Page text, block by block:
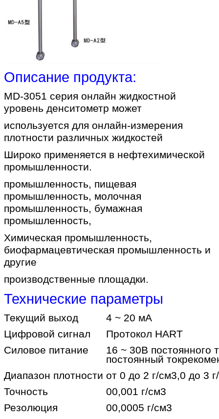
Описание продукта:
MD-3051 серия онлайн жидкостной
уровень денситометр может
используется для онлайн-измерения
плотности различных жидкостей
Широко применяется в нефтехимической
промышленности.
промышленность, пищевая
промышленность, молочная
промышленность, бумажная
промышленность,
Химическая промышленность,
биофармацевтическая промышленность и
другие
производственные площадки.
Технические параметры
Текущий выход
4 ~ 20 мА
Цифровой сигнал
Протокол HART
Силовое питание
16 ~ 30В постоянного
постоянный ток
Диапазон плотности от 0 до 2 г/см3,0 до 3
Точность
00,001 г/см3
Резолюция
00,0005 г/см3